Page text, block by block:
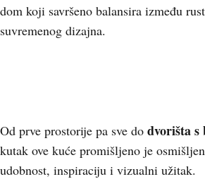
dom koji savršeno balansira između
suvremenog dizajna.
Od prve prostorije pa sve do dvorišta s
kutak ove kuće promišljeno je
udobnost, inspiraciju i vizualni užitak.